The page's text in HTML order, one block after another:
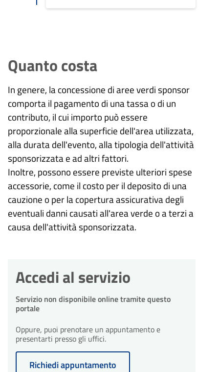
Quanto costa
In genere, la concessione di aree verdi sponsor
comporta il pagamento di una tassa o di un
contributo, il cui importo può essere
proporzionale alla superficie dell'area utilizzata,
alla durata dell'evento, alla tipologia dell'attività
sponsorizzata e ad altri fattori.
Inoltre, possono essere previste ulteriori spese
accessorie, come il costo per il deposito di una
cauzione o per la copertura assicurativa degli
eventuali danni causati all'area verde o a terzi a
causa dell'attività sponsorizzata.
Accedi al servizio
Servizio non disponibile online tramite questo
portale
Oppure, puoi prenotare un appuntamento e
presentarti presso gli uffici.
Richiedi appuntamento